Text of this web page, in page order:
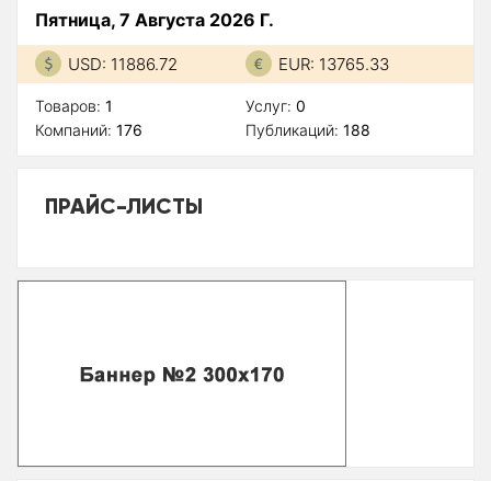
Пятница, 7 Августа 2026 Г.
USD: 11886.72 EUR: 13765.33
Товаров: 1
Компаний: 176
Услуг: 0
Публикаций: 188
ПРАЙС-ЛИСТЫ